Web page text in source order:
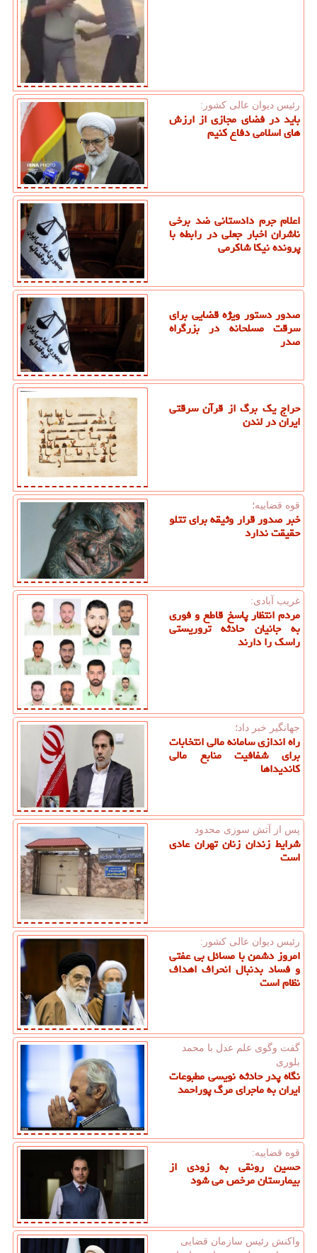
رئیس دیوان عالی كشور:
باید در فضای مجازی از ارزش
های اسلامی دفاع کنیم
اعلام جرم دادستانی ضد برخی
ناشران اخبار جعلی در رابطه با
پرونده نیکا شاکرمی
صدور دستور ویژه قضایی برای
سرقت مسلحانه در بزرگراه
صدر
حراج یک برگ از قرآن سرقتی
ایران در لندن
قوه قضاییه؛
خبر صدور قرار وثیقه برای تتلو
حقیقت ندارد
غریب آبادی:
مردم انتظار پاسخ قاطع و فوری
به جانیان حادثه تروریستی
راسک را دارند
جهانگیر خبر داد؛
راه اندازی سامانه مالی انتخابات
برای شفافیت منابع مالی
کاندیداها
پس از آتش سوزی محدود
شرایط زندان زنان تهران عادی
است
رئیس دیوان عالی كشور:
امروز دشمن با مسائل بی عفتی
و فساد بدنبال انحراف اهداف
نظام است
گفت وگوی علم عدل با محمد
بلوری
نگاه پدر حادثه نویسی مطبوعات
ایران به ماجرای مرگ پوراحمد
قوه قضاییه:
حسین رونقی به زودی از
بیمارستان مرخص می شود
واكنش رئیس سازمان قضایی